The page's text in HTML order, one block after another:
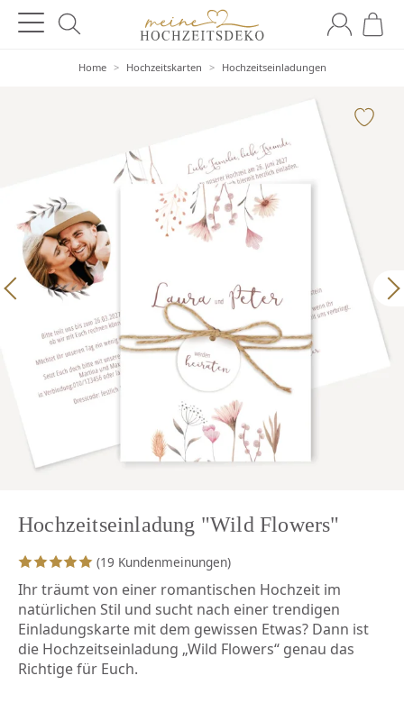
Home > Hochzeitskarten > Hochzeitseinladungen
Hochzeitseinladung "Wild Flowers"
(19 Kundenmeinungen)
Ihr träumt von einer romantischen Hochzeit im
natürlichen Stil und sucht nach einer trendigen
Einladungskarte mit dem gewissen Etwas? Dann ist
die Hochzeitseinladung „Wild Flowers“ genau das
Richtige für Euch.